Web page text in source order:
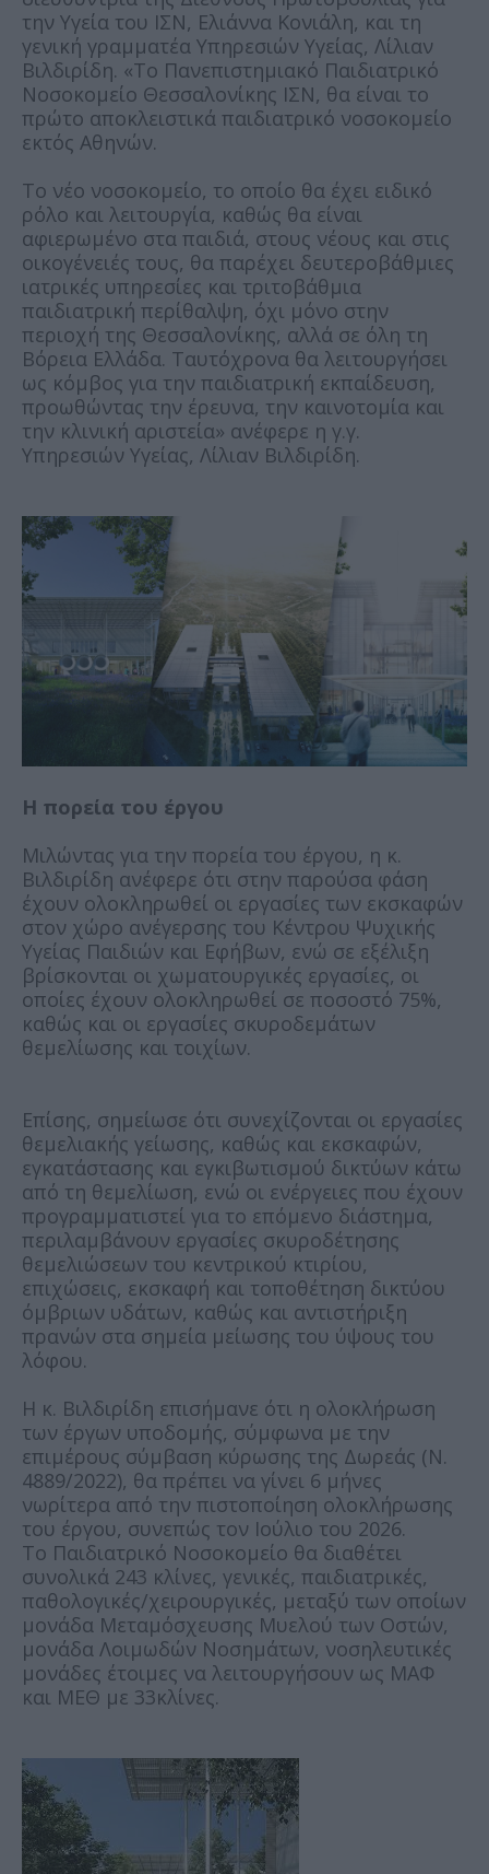
την Υγεία του ΙΣΝ, Ελιάννα Κονιάλη, και τη
γενική γραμματέα Υπηρεσιών Υγείας, Λίλιαν
Βιλδιρίδη. «Το Πανεπιστημιακό Παιδιατρικό
Νοσοκομείο Θεσσαλονίκης ΙΣΝ, θα είναι το
πρώτο αποκλειστικά παιδιατρικό νοσοκομείο
εκτός Αθηνών.
Το νέο νοσοκομείο, το οποίο θα έχει ειδικό
ρόλο και λειτουργία, καθώς θα είναι
αφιερωμένο στα παιδιά, στους νέους και στις
οικογένειές τους, θα παρέχει δευτεροβάθμιες
ιατρικές υπηρεσίες και τριτοβάθμια
παιδιατρική περίθαλψη, όχι μόνο στην
περιοχή της Θεσσαλονίκης, αλλά σε όλη τη
Βόρεια Ελλάδα. Ταυτόχρονα θα λειτουργήσει
ως κόμβος για την παιδιατρική εκπαίδευση,
προωθώντας την έρευνα, την καινοτομία και
την κλινική αριστεία» ανέφερε η γ.γ.
Υπηρεσιών Υγείας, Λίλιαν Βιλδιρίδη.
Η πορεία του έργου
Μιλώντας για την πορεία του έργου, η κ.
Βιλδιρίδη ανέφερε ότι στην παρούσα φάση
έχουν ολοκληρωθεί οι εργασίες των εκσκαφών
στον χώρο ανέγερσης του Κέντρου Ψυχικής
Υγείας Παιδιών και Εφήβων, ενώ σε εξέλιξη
βρίσκονται οι χωματουργικές εργασίες, οι
οποίες έχουν ολοκληρωθεί σε ποσοστό 75%,
καθώς και οι εργασίες σκυροδεμάτων
θεμελίωσης και τοιχίων.
Επίσης, σημείωσε ότι συνεχίζονται οι εργασίες
θεμελιακής γείωσης, καθώς και εκσκαφών,
εγκατάστασης και εγκιβωτισμού δικτύων κάτω
από τη θεμελίωση, ενώ οι ενέργειες που έχουν
προγραμματιστεί για το επόμενο διάστημα,
περιλαμβάνουν εργασίες σκυροδέτησης
θεμελιώσεων του κεντρικού κτιρίου,
επιχώσεις, εκσκαφή και τοποθέτηση δικτύου
όμβριων υδάτων, καθώς και αντιστήριξη
πρανών στα σημεία μείωσης του ύψους του
λόφου.
Η κ. Βιλδιρίδη επισήμανε ότι η ολοκλήρωση
των έργων υποδομής, σύμφωνα με την
επιμέρους σύμβαση κύρωσης της Δωρεάς (Ν.
4889/2022), θα πρέπει να γίνει 6 μήνες
νωρίτερα από την πιστοποίηση ολοκλήρωσης
του έργου, συνεπώς τον Ιούλιο του 2026.
Το Παιδιατρικό Νοσοκομείο θα διαθέτει
συνολικά 243 κλίνες, γενικές, παιδιατρικές,
παθολογικές/χειρουργικές, μεταξύ των οποίων
μονάδα Μεταμόσχευσης Μυελού των Οστών,
μονάδα Λοιμωδών Νοσημάτων, νοσηλευτικές
μονάδες έτοιμες να λειτουργήσουν ως ΜΑΦ
και ΜΕΘ με 33κλίνες.